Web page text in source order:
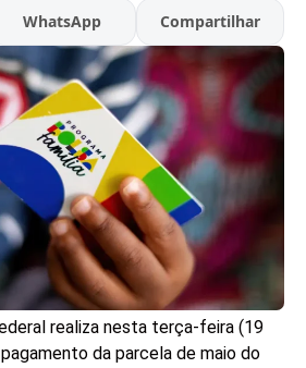
WhatsApp Compartilhar
realiza nesta terça-feira (19
da parcela de maio do